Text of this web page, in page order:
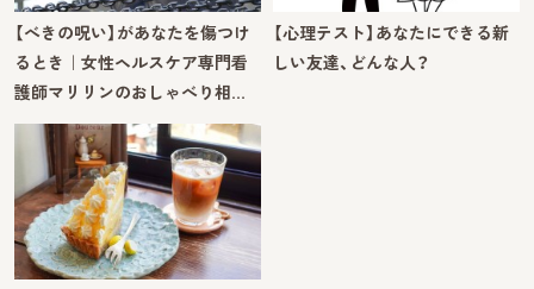
【べきの呪い】があなたを傷つけ
るとき｜女性ヘルスケア専門看
護師マリリンのおしゃべり相…
【心理テスト】あなたにできる新
しい友達、どんな人？